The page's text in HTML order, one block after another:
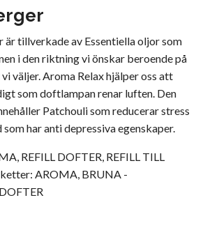
tillverkade av Essentiella oljor som
i den riktning vi önskar beroende på
väljer. Aroma Relax hjälper oss att
som doftlampan renar luften. Den
Patchouli som reducerar stress
har anti depressiva egenskaper.
, REFILL DOFTER, REFILL TILL
AROMA, BRUNA -